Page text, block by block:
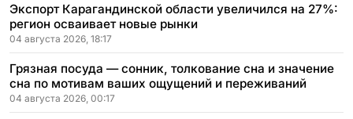
Экспорт Карагандинской области увеличился на 27%:
регион осваивает новые рынки
04 августа 2026, 18:17
Грязная посуда — сонник, толкование сна и значение
сна по мотивам ваших ощущений и переживаний
04 августа 2026, 00:17